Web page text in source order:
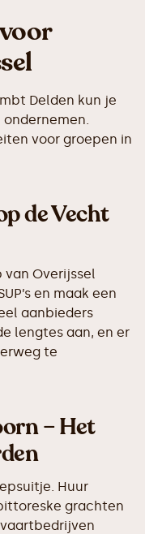
Delden kun je
voor groepen in
de Vecht
Overijssel
en maak een
aanbieders
lengtes aan, en er
te
– Het
Huur
grachten